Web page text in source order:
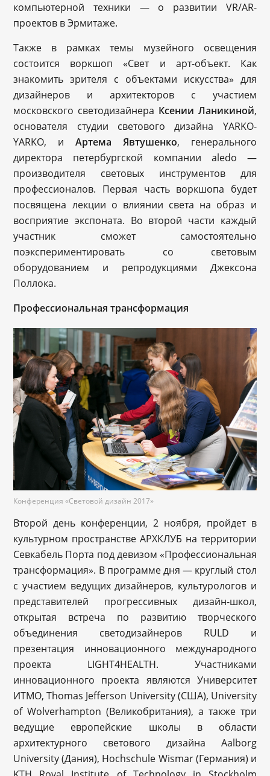
компьютерной техники — о развитии VR/AR-
проектов в Эрмитаже.
Также в рамках темы музейного освещения
состоится воркшоп «Свет и арт-объект. Как
знакомить зрителя с объектами искусства» для
дизайнеров и архитекторов с участием
московского светодизайнера Ксении Ланикиной,
основателя студии светового дизайна YARKO-
YARKO, и Артема Явтушенко, генерального
директора петербургской компании aledo —
производителя световых инструментов для
профессионалов. Первая часть воркшопа будет
посвящена лекции о влиянии света на образ и
восприятие экспоната. Во второй части каждый
участник сможет самостоятельно
поэкспериментировать со световым
оборудованием и репродукциями Джексона
Поллока.
Профессиональная трансформация
Конференция «Световой дизайн 2017»
Второй день конференции, 2 ноября, пройдет в
культурном пространстве АРХКЛУБ на территории
Севкабель Порта под девизом «Профессиональная
трансформация». В программе дня — круглый стол
с участием ведущих дизайнеров, культурологов и
представителей прогрессивных дизайн-школ,
открытая встреча по развитию творческого
объединения светодизайнеров RULD и
презентация инновационного международного
проекта LIGHT4HEALTH. Участниками
инновационного проекта являются Университет
ИТМО, Thomas Jefferson University (США), University
of Wolverhampton (Великобритания), а также три
ведущие европейские школы в области
архитектурного светового дизайна Aalborg
University (Дания), Hochschule Wismar (Германия) и